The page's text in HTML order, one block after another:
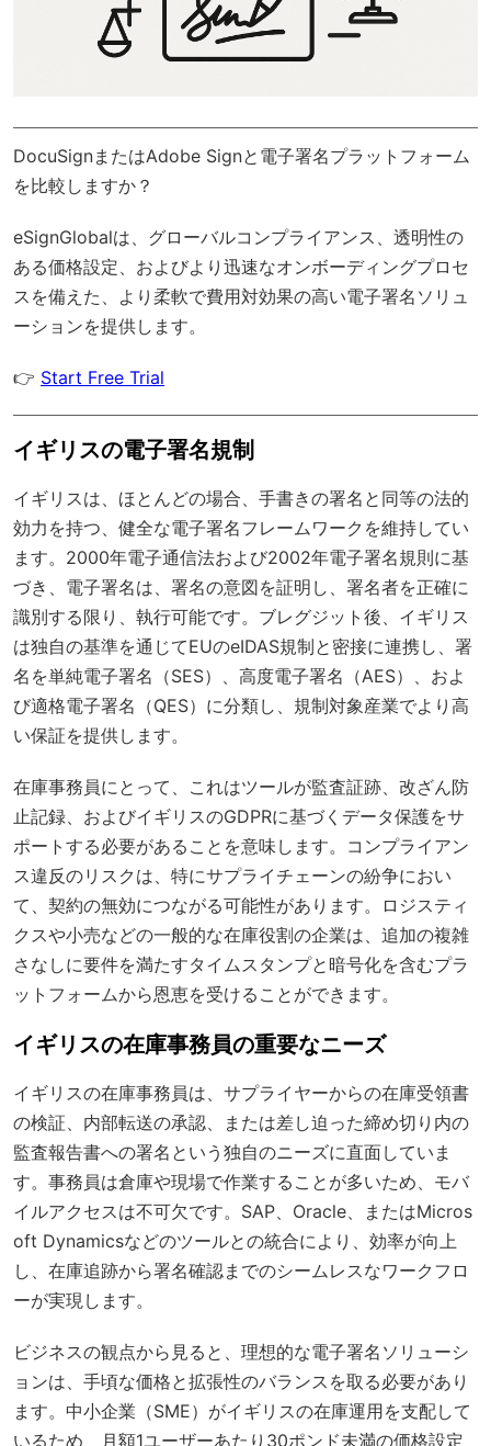
DocuSignまたはAdobe Signと電子署名プラットフォーム
を比較しますか？
eSignGlobalは、 グローバルコンプライアンス 、透明性の
ある価格設定、およびより迅速なオンボーディングプロセ
スを備えた、より柔軟で費用対効果の高い電子署名ソリュ
ーションを提供します。
👉 Start Free Trial
イギリスの電子署名規制
イギリスは、ほとんどの場合、手書きの署名と同等の法的
効力を持つ、健全な電子署名フレームワークを維持してい
ます。2000年電子通信法および2002年電子署名規則に基
づき、電子署名は、署名の意図を証明し、署名者を正確に
識別する限り、執行可能です。ブレグジット後、イギリス
は独自の基準を通じてEUのeIDAS規制と密接に連携し、署
名を単純電子署名（SES）、高度電子署名（AES）、およ
び適格電子署名（QES）に分類し、規制対象産業でより高
い保証を提供します。
在庫事務員にとって、これはツールが監査証跡、改ざん防
止記録、およびイギリスのGDPRに基づくデータ保護をサ
ポートする必要があることを意味します。コンプライアン
ス違反のリスクは、特にサプライチェーンの紛争におい
て、契約の無効につながる可能性があります。ロジスティ
クスや小売などの一般的な在庫役割の企業は、追加の複雑
さなしに要件を満たすタイムスタンプと暗号化を含むプラ
ットフォームから恩恵を受けることができます。
イギリスの在庫事務員の重要なニーズ
イギリスの在庫事務員は、サプライヤーからの在庫受領書
の検証、内部転送の承認、または差し迫った締め切り内の
監査報告書への署名という独自のニーズに直面していま
す。事務員は倉庫や現場で作業することが多いため、モバ
イルアクセスは不可欠です。SAP、Oracle、またはMicros
oft Dynamicsなどのツールとの統合により、効率が向上
し、在庫追跡から署名確認までのシームレスなワークフロ
ーが実現します。
ビジネスの観点から見ると、理想的な電子署名ソリューシ
ョンは、手頃な価格と拡張性のバランスを取る必要があり
ます。中小企業（SME）がイギリスの在庫運用を支配して
いるため、月額1ユーザーあたり30ポンド未満の価格設定